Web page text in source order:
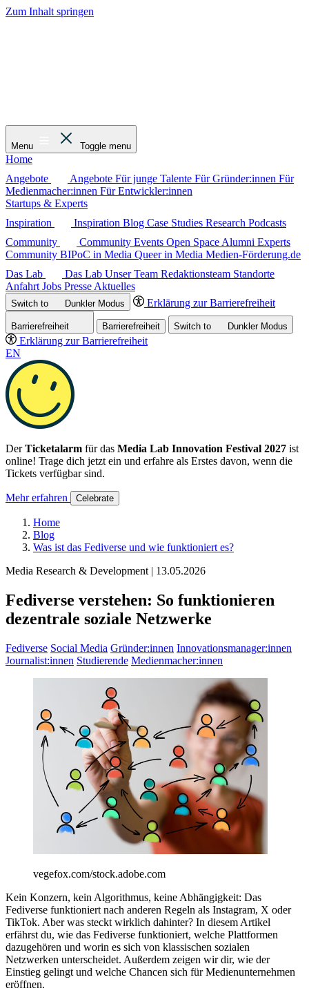
Zum Inhalt springen
Menu Toggle menu
Home
Angebote
Angebote Für junge Talente Für Gründer:innen Für
Medienmacher:innen Für Entwickler:innen
Startups & Experts
Inspiration
Inspiration Blog Case Studies Research Podcasts
Community
Community Events Open Space Alumni Experts
Community BIPoC in Media Queer in Media Medien-Förderung.de
Das Lab
Das Lab Unser Team Redaktionsteam Standorte
Anfahrt Jobs Presse Aktuelles
Switch to DunklerModus Erklärung zur Barrierefreiheit
Barrierefreiheit Barrierefreiheit Switch to DunklerModus
Erklärung zur Barrierefreiheit
EN
DerTicketalarm für das Media Lab Innovation Festival 2027 ist
online! Trage dich jetzt ein und erfahre als Erstes davon, wenn die
Tickets verfügbar sind.
Mehr erfahren Celebrate
Home
Blog
Was ist das Fediverse und wie funktioniert es?
Media Research & Development | 13.05.2026
Fediverse verstehen: So funktionieren
dezentrale soziale Netzwerke
Fediverse Social Media Gründer:innen Innovationsmanager:innen
Journalist:innen Studierende Medienmacher:innen
vegefox.com/stock.adobe.com
Kein Konzern, kein Algorithmus, keine Abhängigkeit: Das
Fediverse funktioniert nach anderen Regeln als Instagram, X oder
TikTok. Aber was steckt wirklich dahinter? In diesem Artikel
erfährst du, wie das Fediverse funktioniert, welche Plattformen
dazugehören und worin es sich von klassischen sozialen
Netzwerken unterscheidet. Außerdem zeigen wir dir, wie der
Einstieg gelingt und welche Chancen sich für Medienunternehmen
eröffnen.